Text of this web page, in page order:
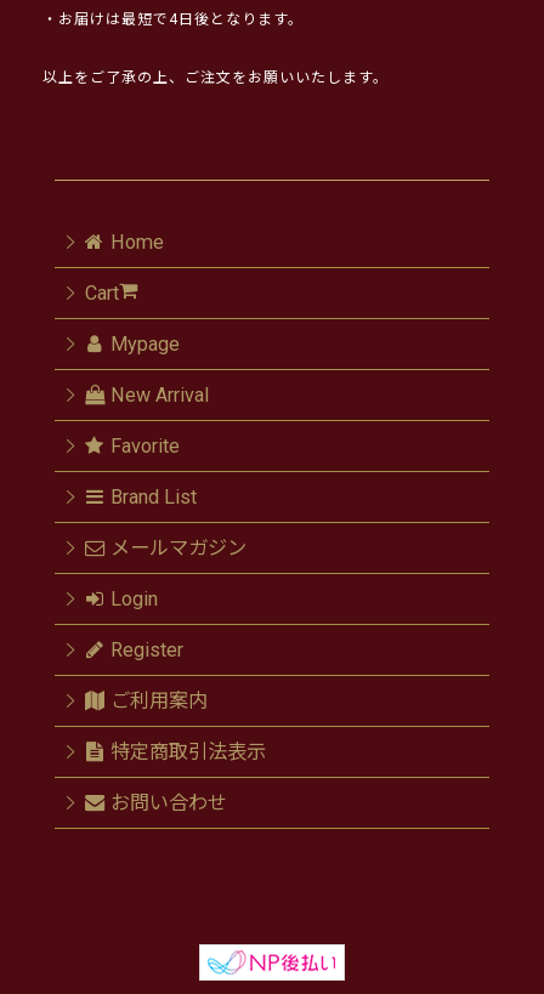
・お届けは最短で4日後となります。
以上をご了承の上、ご注文をお願いいたします。
Home
Cart
Mypage
New Arrival
Favorite
Brand List
メールマガジン
Login
Register
ご利用案内
特定商取引法表示
お問い合わせ